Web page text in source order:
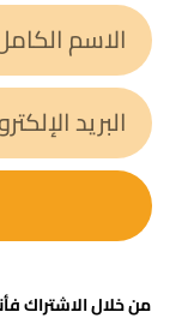
من خلال الاشتراك